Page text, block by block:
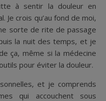
à sentir la douleur en
Je crois qu’au fond de moi,
sorte de rite de passage
la nuit des temps, et je
ça, même si la médecine
pour éviter la douleur.
et je comprends
qui accouchent sous